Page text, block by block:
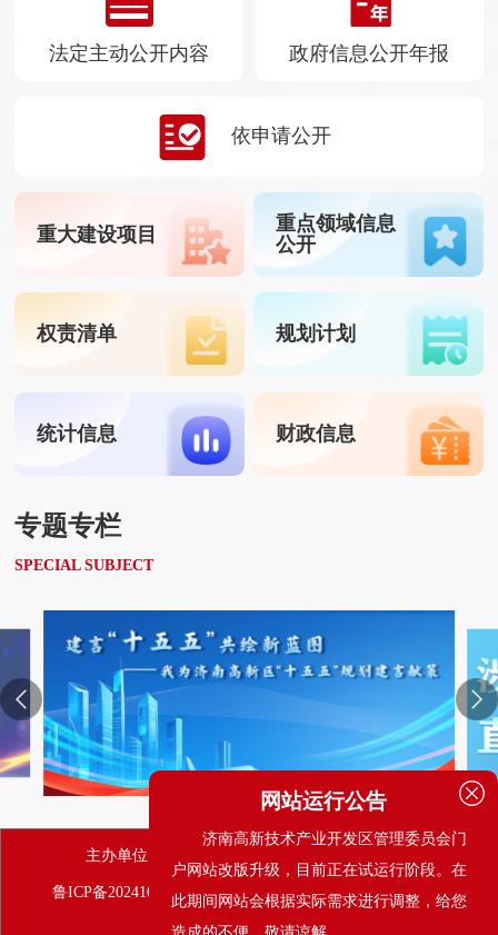
法定主动公开内容 政府信息公开年报
依申请公开
重大建设项目
重点领域信息
公开
权责清单 规划计划
统计信息 财政信息
专题专栏
SPECIAL SUBJECT
主办单位：济南高新技术产业开发区管理委员会
鲁ICP备2024109949号-1 鲁公网安备37010102006860号
网站标识码：3701000050
网站运行公告
济南高新技术产业开发区管理委员会门
户网站改版升级，目前正在试运行阶段。在
此期间网站会根据实际需求进行调整，给您